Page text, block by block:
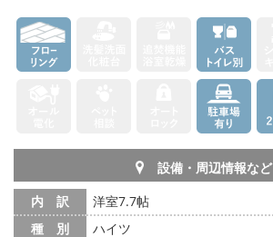
設備・周辺情報など
内 訳
洋室7.7帖
種 別
ハイツ